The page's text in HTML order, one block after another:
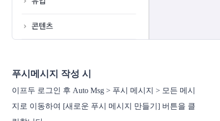
푸시메시지 작성 시
이프두 로그인 후 Auto Msg > 푸시 메시지 > 모든 메시
지로 이동하여 [새로운 푸시 메시지 만들기] 버튼을 클